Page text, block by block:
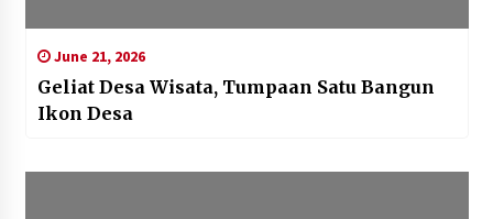
June 21, 2026
‎Geliat Desa Wisata, Tumpaan Satu Bangun
Ikon Desa